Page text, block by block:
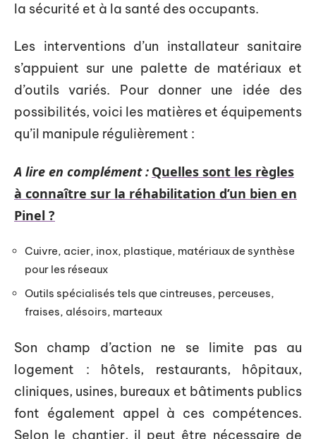
la sécurité et à la santé des occupants.
Les interventions d’un installateur sanitaire
s’appuient sur une palette de matériaux et
d’outils variés. Pour donner une idée des
possibilités, voici les matières et équipements
qu’il manipule régulièrement :
A lire en complément : Quelles sont les règles
à connaître sur la réhabilitation d’un bien en
Pinel ?
Cuivre, acier, inox, plastique, matériaux de synthèse
pour les réseaux
Outils spécialisés tels que cintreuses, perceuses,
fraises, alésoirs, marteaux
Son champ d’action ne se limite pas au
logement : hôtels, restaurants, hôpitaux,
cliniques, usines, bureaux et bâtiments publics
font également appel à ces compétences.
Selon le chantier, il peut être nécessaire de